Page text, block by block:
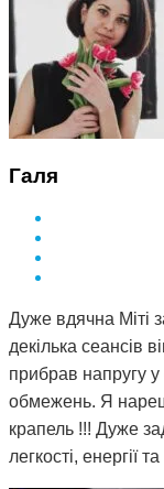
Галя
Дуже вдячна Міті
декілька сеансів
прибрав напругу
обмежень. Я
крапель !!! Дуже
легкості, енергії